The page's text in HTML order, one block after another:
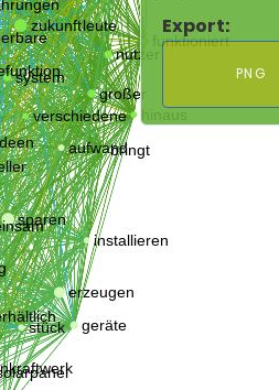
Export:
PNG